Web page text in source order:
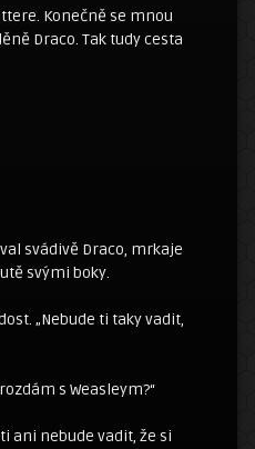
Konečně se mnou
Draco. Tak tudy cesta
svádivě Draco, mrkaje
svými boky.
„Nebude ti taky vadit,
s Weasleym?“
ani nebude vadit, že si